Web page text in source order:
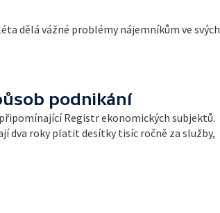
dělá vážné problémy nájemníkům ve svých
podnikání
Registr ekonomických subjektů.
dva roky platit desítky tisíc ročně za služby,